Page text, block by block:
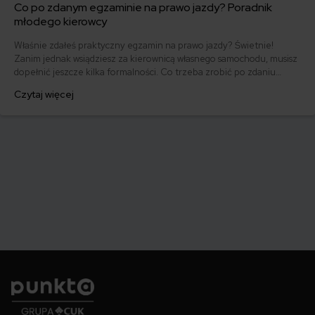
Co po zdanym egzaminie na prawo jazdy? Poradnik
młodego kierowcy
Właśnie zdałeś praktyczny egzamin na prawo jazdy? Świetnie!
Zanim jednak wsiądziesz za kierownicą własnego samochodu, musisz
dopełnić jeszcze kilka formalności. Co trzeba zrobić po zdaniu
którym szybko załatwisz sprawy urzędowe i będziesz mógł prowadzić
Czytaj więcej